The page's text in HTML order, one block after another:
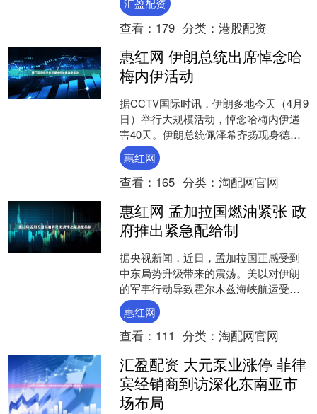
急剧上涨，再加上运输瓶....
查看： 179 分类： 港股配资
惠红网 伊朗总统出席悼念哈
梅内伊活动
据CCTV国际时讯，伊朗多地今天（4月9
日）举行大规模活动，悼念哈梅内伊遇
害40天。伊朗总统佩泽希齐扬现身德黑
兰活动现场，并与民众亲切交谈。 举报
相关阅读 累....
惠红网
查看： 165 分类： 淘配网官网
惠红网 孟加拉国燃油紧张 政
府推出紧急配给制
据央视新闻，近日，孟加拉国正感受到
中东局势升级带来的震荡。美以对伊朗
的军事行动导致霍尔木兹海峡航运受
阻，市场担忧造成国际油价不断走高。
对于能源严重依赖进口的孟加....
惠红网
查看： 111 分类： 淘配网官网
汇盈配资 大元泵业涨停 菲律
宾经销商到访深化东南亚市
场布局